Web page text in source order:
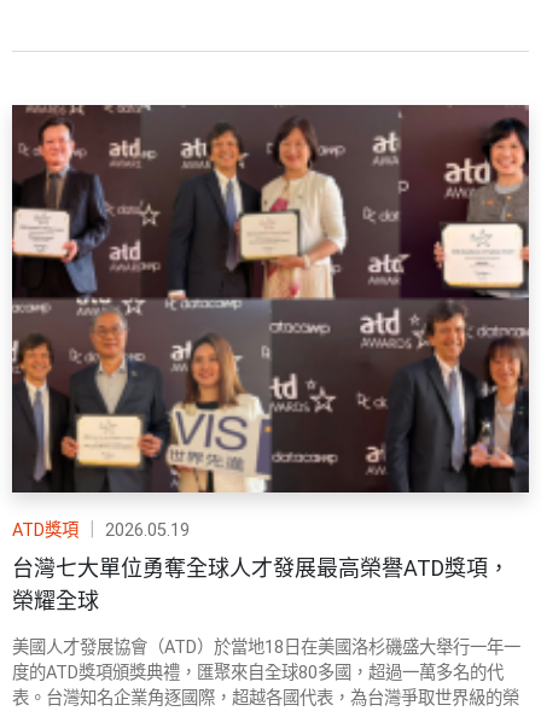
ATD獎項 2026.05.19
台灣七大單位勇奪全球人才發展最高榮譽ATD獎項，
榮耀全球
美國人才發展協會（ATD）於當地18日在美國洛杉磯盛大舉行一年一
度的ATD獎項頒獎典禮，匯聚來自全球80多國，超過一萬多名的代
表。台灣知名企業角逐國際，超越各國代表，為台灣爭取世界級的榮